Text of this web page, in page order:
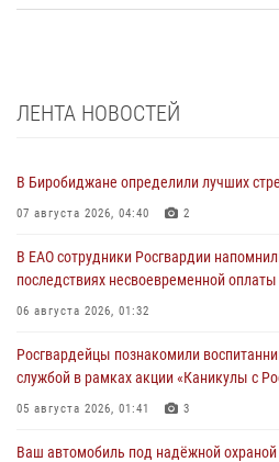
ЛЕНТА НОВОСТЕЙ
В Биробиджане определили лучших
07 августа 2026, 04:40 2
В ЕАО сотрудники Росгвардии
последствиях несвоевременной
06 августа 2026, 01:32
Росгвардейцы познакомили
службой в рамках акции «Каникулы с
05 августа 2026, 01:41 3
Ваш автомобиль под надёжной охраной